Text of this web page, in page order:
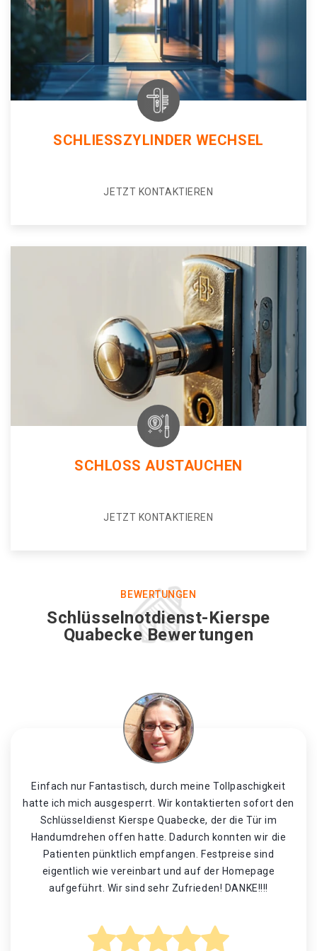
SCHLIESSZYLINDER WECHSEL
JETZT KONTAKTIEREN
SCHLOSS AUSTAUCHEN
JETZT KONTAKTIEREN
BEWERTUNGEN
Schlüsselnotdienst-Kierspe
Quabecke Bewertungen
Einfach nur Fantastisch, durch meine Tollpaschigkeit
hatte ich mich ausgesperrt. Wir kontaktierten sofort den
Schlüsseldienst Kierspe Quabecke, der die Tür im
Handumdrehen offen hatte. Dadurch konnten wir die
Patienten pünktlich empfangen. Festpreise sind
eigentlich wie vereinbart und auf der Homepage
aufgeführt. Wir sind sehr Zufrieden! DANKE!!!!